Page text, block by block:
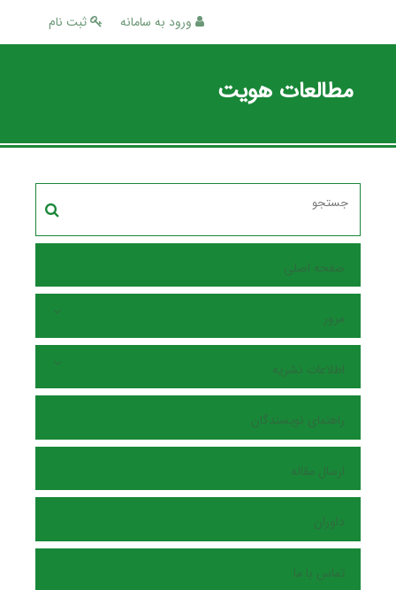
ثبت نام ورود به سامانه
مطالعات هویت
صفحه اصلی
مرور
اطلاعات نشریه
راهنمای نویسندگان
ارسال مقاله
داوران
تماس با ما